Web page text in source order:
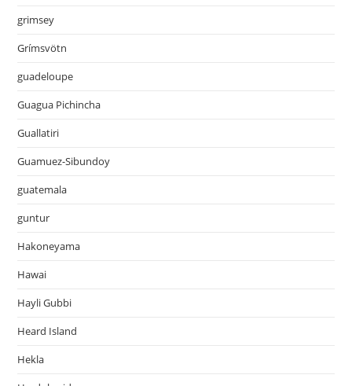
grimsey
Grímsvötn
guadeloupe
Guagua Pichincha
Guallatiri
Guamuez-Sibundoy
guatemala
guntur
Hakoneyama
Hawai
Hayli Gubbi
Heard Island
Hekla